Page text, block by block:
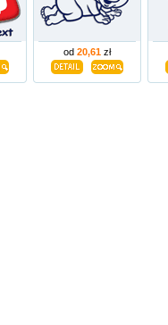
od 20,61zł